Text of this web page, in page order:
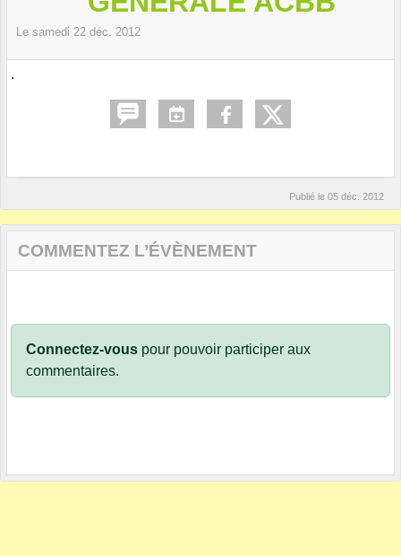
Le samedi 22 déc. 2012
.
Publié le 05 déc. 2012
COMMENTEZ L’ÉVÈNEMENT
Connectez-vous pour pouvoir participer aux
commentaires.